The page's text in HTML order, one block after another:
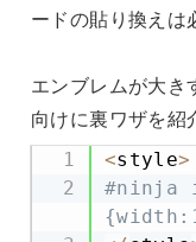
ードの貼り換えは
エンブレムが大き
向けに裏ワザを紹
<style>
#ninja